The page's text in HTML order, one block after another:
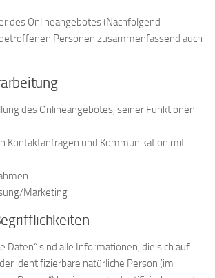
des Onlineangebotes (Nachfolgend
Personen zusammenfassend auch
des Onlineangebotes, seiner Funktionen
Kontaktanfragen und Kommunikation mit
Marketing
Daten“ sind alle Informationen, die sich auf
identifizierbare natürliche Person (im